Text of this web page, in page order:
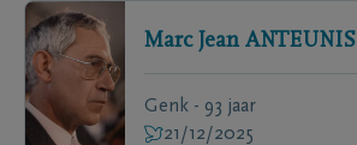
Marc Jean ANTEUNIS
Genk - 93 jaar
21/12/2025